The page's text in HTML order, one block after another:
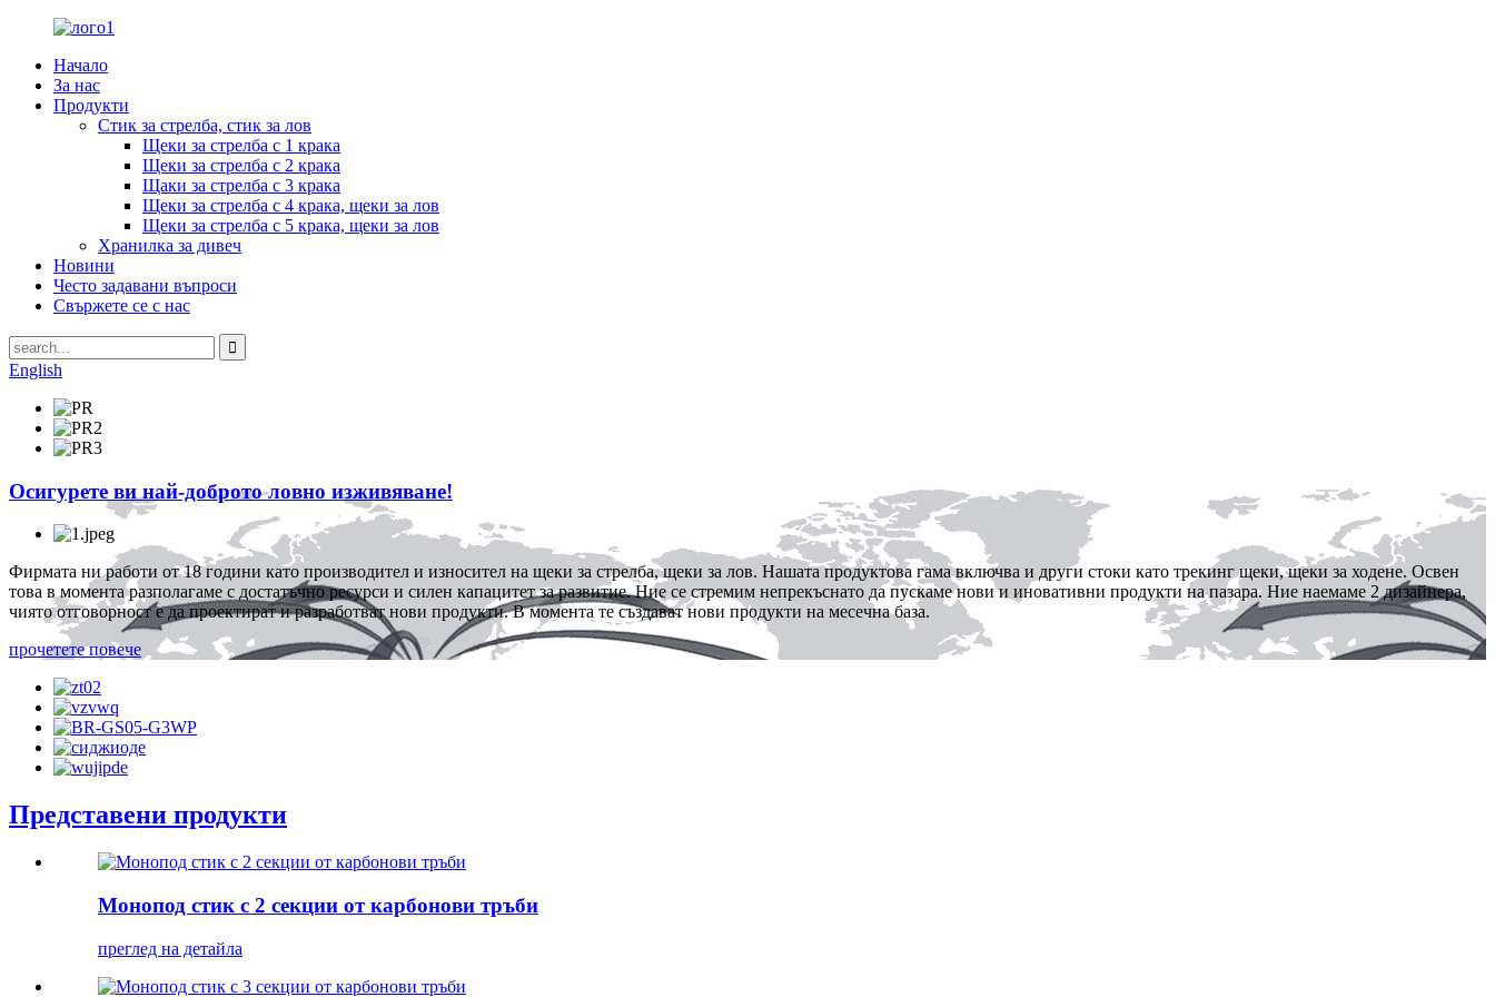
Начало
За нас
Продукти
Стик за стрелба, стик за лов
Щеки за стрелба с 1 крака
Щеки за стрелба с 2 крака
Щаки за стрелба с 3 крака
Щеки за стрелба с 4 крака, щеки за лов
Щеки за стрелба с 5 крака, щеки за лов
Хранилка за дивеч
Новини
Често задавани въпроси
Свържете се с нас
English
Осигурете ви най-доброто ловно изживяване!
Фирмата ни работи от 18 години като производител и износител на щеки за стрелба, щеки за лов. Нашата продуктова гама включва и други стоки като трекинг щеки, щеки за ходене. Освен
това в момента разполагаме с достатъчно ресурси и силен капацитет за развитие. Ние се стремим непрекъснато да пускаме нови и иновативни продукти на пазара. Ние наемаме 2 дизайнера,
чиято отговорност е да проектират и разработват нови продукти. В момента те създават нови продукти на месечна база.
прочетете повече
Представени продукти
Монопод стик с 2 секции от карбонови тръби
преглед на детайла